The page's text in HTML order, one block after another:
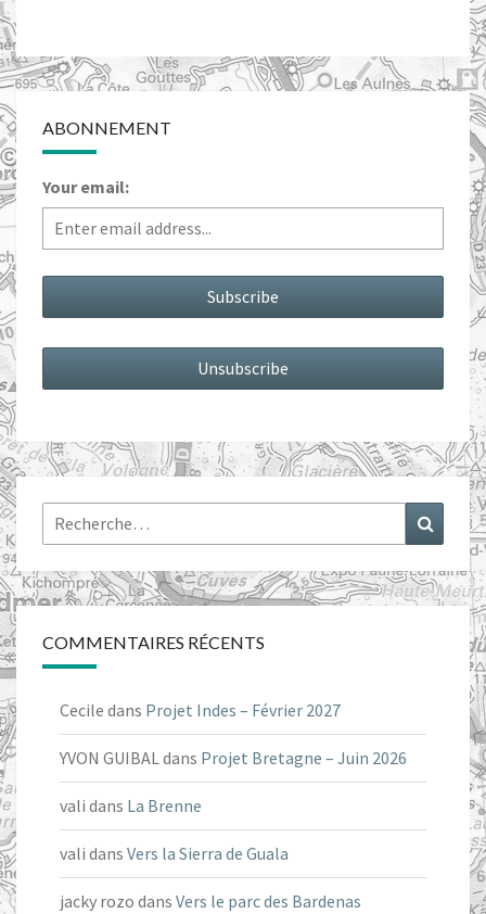
ABONNEMENT
Your email:
Rechercher :
COMMENTAIRES RÉCENTS
Cecile dans Projet Indes – Février 2027
YVON GUIBALdans Projet Bretagne – Juin 2026
vali dans La Brenne
vali dans Vers la Sierra de Guala
jacky rozo dans Vers le parc des Bardenas